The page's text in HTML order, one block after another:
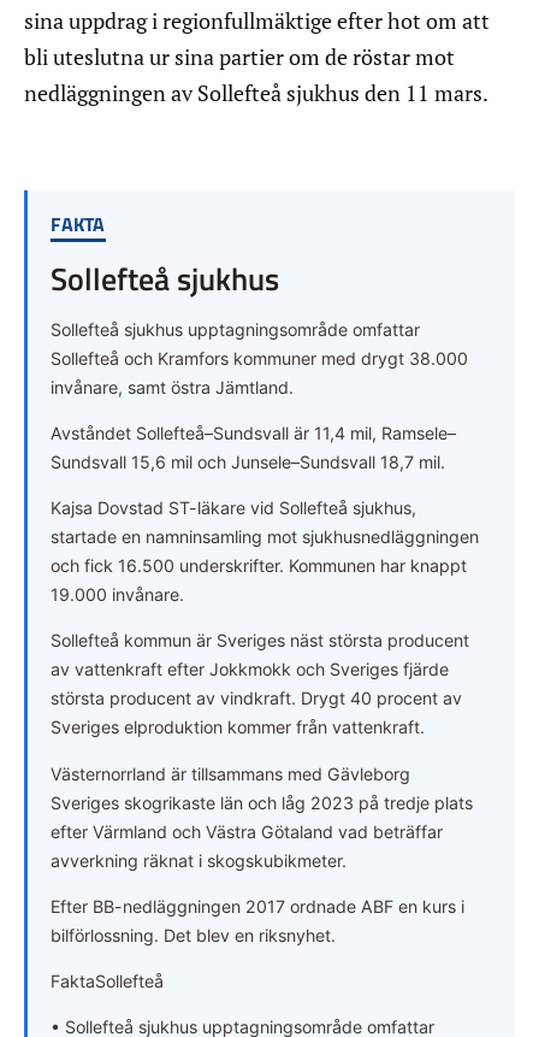
sina uppdrag i regionfullmäktige efter hot om att
bli uteslutna ur sina partier om de röstar mot
nedläggningen av Sollefteå sjukhus den 11 mars.
FAKTA
Sollefteå sjukhus
Sollefteå sjukhus upptagningsområde omfattar
Sollefteå och Kramfors kommuner med drygt 38.000
invånare, samt östra Jämtland.
Avståndet Sollefteå–Sundsvall är 11,4 mil, Ramsele–
Sundsvall 15,6 mil och Junsele–Sundsvall 18,7 mil.
Kajsa Dovstad ST-läkare vid Sollefteå sjukhus,
startade en namninsamling mot sjukhusnedläggningen
och fick 16.500 underskrifter. Kommunen har knappt
19.000 invånare.
Sollefteå kommun är Sveriges näst största producent
av vattenkraft efter Jokkmokk och Sveriges fjärde
största producent av vindkraft. Drygt 40 procent av
Sveriges elproduktion kommer från vattenkraft.
Västernorrland är tillsammans med Gävleborg
Sveriges skogrikaste län och låg 2023 på tredje plats
efter Värmland och Västra Götaland vad beträffar
avverkning räknat i skogskubikmeter.
Efter BB-nedläggningen 2017 ordnade ABF en kurs i
bilförlossning. Det blev en riksnyhet.
FaktaSollefteå
• Sollefteå sjukhus upptagningsområde omfattar